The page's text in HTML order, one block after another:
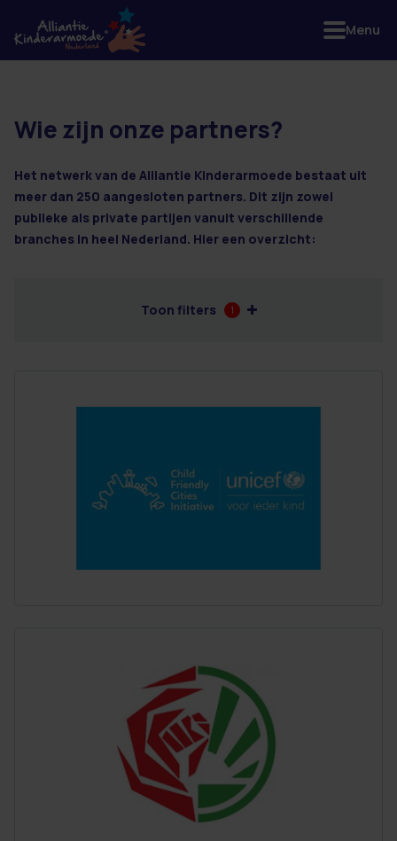
77 resultaten
Wie zijn onze partners?
Het netwerk van de Alliantie Kinderarmoede bestaat uit
meer dan 250 aangesloten partners. Dit zijn zowel
publieke als private partijen vanuit verschillende
branches in heel Nederland. Hier een overzicht:
Toon filters 1
Menu